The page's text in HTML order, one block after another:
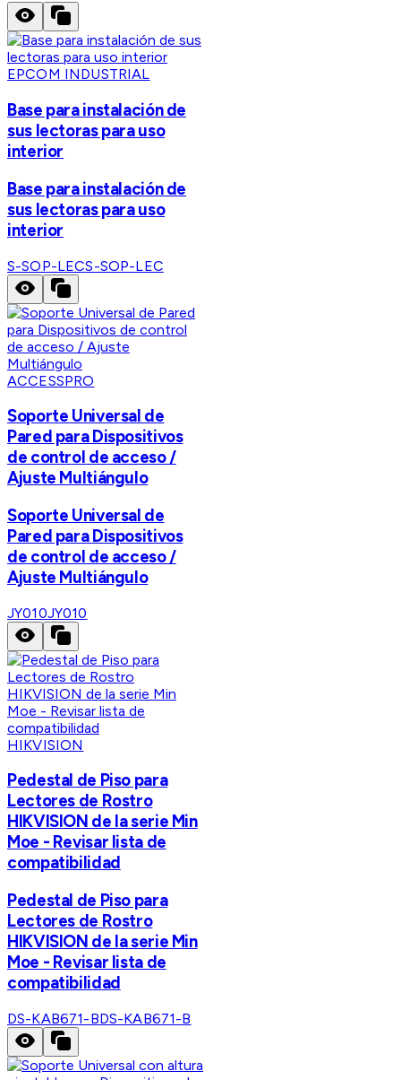
EPCOM INDUSTRIAL
Base para instalación de
sus lectoras para uso
interior
Base para instalación de
sus lectoras para uso
interior
S-SOP-LECS-SOP-LEC
ACCESSPRO
Soporte Universal de
Pared para Dispositivos
de control de acceso /
Ajuste Multiángulo
Soporte Universal de
Pared para Dispositivos
de control de acceso /
Ajuste Multiángulo
JY010JY010
HIKVISION
Pedestal de Piso para
Lectores de Rostro
HIKVISION de la serie Min
Moe - Revisar lista de
compatibilidad
Pedestal de Piso para
Lectores de Rostro
HIKVISION de la serie Min
Moe - Revisar lista de
compatibilidad
DS-KAB671-BDS-KAB671-B